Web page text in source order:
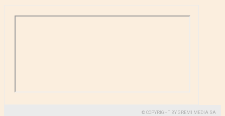
© COPYRIGHT BY GREMI MEDIA SA